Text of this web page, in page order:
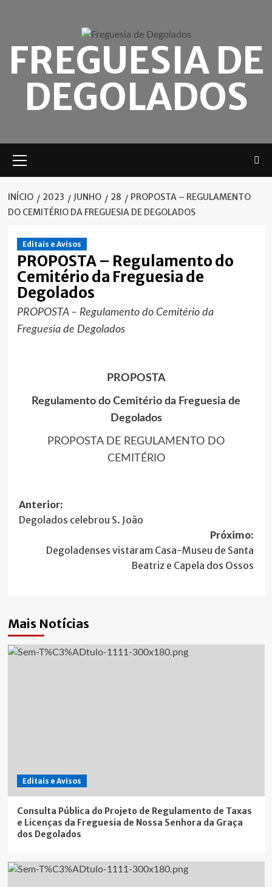
FREGUESIA DE
DEGOLADOS
principal
INÍCIO 2023 JUNHO 28
PROPOSTA – REGULAMENTO
DO CEMITÉRIO DA FREGUESIA DE DEGOLADOS
Editais e Avisos
PROPOSTA – Regulamento do
Cemitério da Freguesia de
Degolados
PROPOSTA – Regulamento do Cemitério da
Freguesia de Degolados
PROPOSTA
Regulamento do Cemitério da Freguesia de
Degolados
PROPOSTA DE REGULAMENTO DO
CEMITÉRIO
Navegação
de
artigos
Anterior:
Degolados celebrou S. João
Próximo:
Degoladenses vistaram Casa-Museu de Santa
Beatriz e Capela dos Ossos
Mais Notícias
Editais e Avisos
Consulta Pública do Projeto de Regulamento de Taxas
e Licenças da Freguesia de Nossa Senhora da Graça
dos Degolados